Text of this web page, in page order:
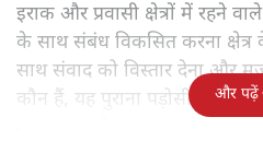
इराक और प्रवासी क्षेत्रों में रहने
के साथ संबंध विकसित करना
साथ संवाद को विस्तार देना और
कौन हैं, यह पुराना पड़ोसी जिसेऔर पढ़ें